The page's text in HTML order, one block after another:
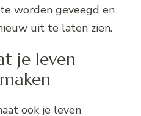
worden geveegd en
uit te laten zien.
je leven
ook je leven